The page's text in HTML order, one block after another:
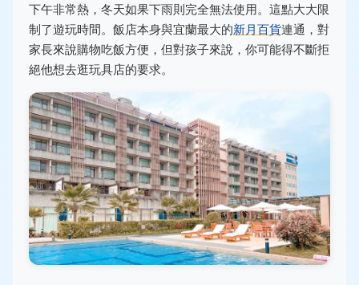
下午非常熱，冬天如果下雨則完全無法使用。這點大大限
制了遊玩時間。飯店本身與宜蘭最大的新月百貨連通，對
家長來說購物吃飯方便，但對孩子來說，你可能得不斷拒
絕他想去逛玩具店的要求。